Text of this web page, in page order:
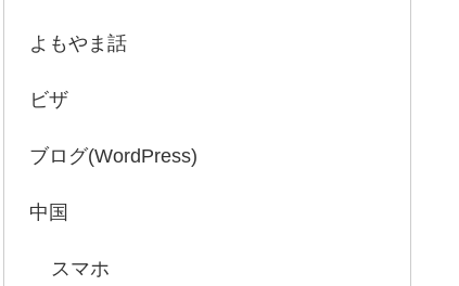
よもやま話
ビザ
ブログ(WordPress)
中国
スマホ